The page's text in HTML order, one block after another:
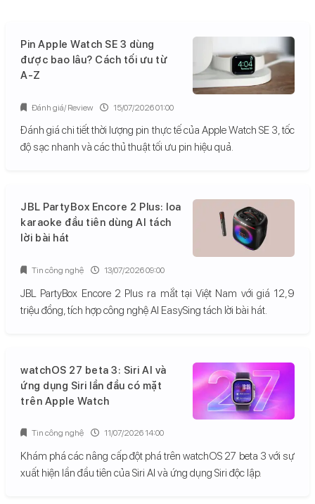
Pin Apple Watch SE 3 dùng
được bao lâu? Cách tối ưu từ
A-Z
Đánh giá chi tiết thời lượng pin thực tế của Apple Watch SE 3, tốc
độ sạc nhanh và các thủ thuật tối ưu pin hiệu quả.
Đánh giá/ Review 15/07/2026 01:00
JBL PartyBox Encore 2 Plus: loa
karaoke đầu tiên dùng AI tách
lời bài hát
JBL PartyBox Encore 2 Plus ra mắt tại Việt Nam với giá 12,9
triệu đồng, tích hợp công nghệ AI EasySing tách lời bài hát.
Tin công nghệ 13/07/2026 09:00
watchOS 27 beta 3: Siri AI và
ứng dụng Siri lần đầu có mặt
trên Apple Watch
Khám phá các nâng cấp đột phá trên watchOS 27 beta 3 với sự
xuất hiện lần đầu tiên của Siri AI và ứng dụng Siri độc lập.
Tin công nghệ 11/07/2026 14:00